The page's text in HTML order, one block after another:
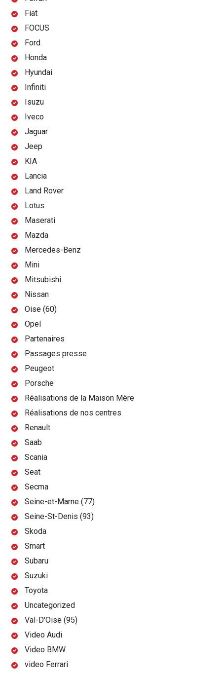
Fiat
FOCUS
Ford
Honda
Hyundai
Infiniti
Isuzu
Iveco
Jaguar
Jeep
KIA
Lancia
Land Rover
Lotus
Maserati
Mazda
Mercedes-Benz
Mini
Mitsubishi
Nissan
Oise (60)
Opel
Partenaires
Passages presse
Peugeot
Porsche
Réalisations de la Maison Mère
Réalisations de nos centres
Renault
Saab
Scania
Seat
Secma
Seine-et-Marne (77)
Seine-St-Denis (93)
Skoda
Smart
Subaru
Suzuki
Toyota
Uncategorized
Val-D'Oise (95)
Video Audi
Video BMW
video Ferrari